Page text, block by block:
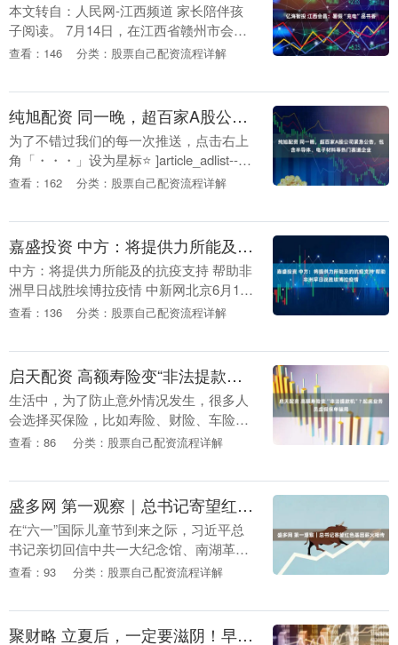
本文转自：人民网-江西频道 家长陪伴孩
子阅读。 7月14日，在江西省赣州市会昌
县图书馆、新华书店等地，不少中小学生
来，会昌县....
查看：146 分类：股票自己配资流程详解
纯旭配资 同一晚，超百家A股公司紧急公告，包含半导体、电子材料等热门赛道企业
为了不错过我们的每一次推送，点击右上
角「・・・」设为星标⭐ ]article_adlist-->
]article_adlist--> 7月2日晚间，合计102....
查看：162 分类：股票自己配资流程详解
嘉盛投资 中方：将提供力所能及的抗疫支持 帮助非洲早日战胜埃博拉疫情
中方：将提供力所能及的抗疫支持 帮助非
洲早日战胜埃博拉疫情 中新网北京6月17
日电 (记者 谢雁冰)中国外交部发言人林剑
洲....
查看：136 分类：股票自己配资流程详解
启天配资 高额寿险变“非法提款机”? 起底业务员虚假保单骗局
生活中，为了防止意外情况发生，很多人
会选择买保险，比如寿险、财险、车险、
意外险等等。但是，有一些人，他们买保
财致富”。“投....
查看：86 分类：股票自己配资流程详解
盛多网 第一观察｜总书记寄望红色基因薪火相传
在“六一”国际儿童节到来之际，习近平总
书记亲切回信中共一大纪念馆、南湖革命
纪念馆少先队红领巾讲解员，勉励他们高
本领，磨练意志....
查看：93 分类：股票自己配资流程详解
聚财略 立夏后，一定要滋阴！早餐鸡蛋牛奶换成它，连吃7天，清火补虚损